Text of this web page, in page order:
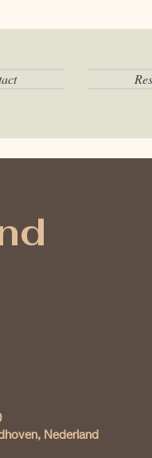
Nederland